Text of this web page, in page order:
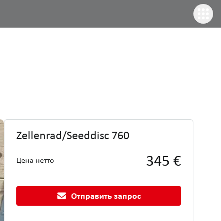
Zellenrad/Seeddisc 760
Цена нетто 345 €
Отправить запрос